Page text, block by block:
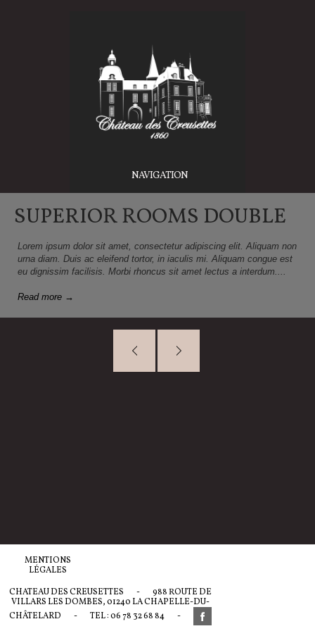
NAVIGATION
SUPERIOR ROOMS DOUBLE
Lorem ipsum dolor sit amet, consectetur adipiscing elit. Aliquam non
urna diam. Duis ac eleifend tortor, in iaculis mi. Aliquam congue est
eu dignissim facilisis. Morbi rhoncus sit amet lectus a interdum....
Read more →
MENTIONS
LÉGALES
CHATEAU DES CREUSETTES -
988 ROUTE DE
VILLARS LES DOMBES, 01240 LA CHAPELLE-DU-
CHÂTELARD
- TEL : 06 78 32 68 84 -